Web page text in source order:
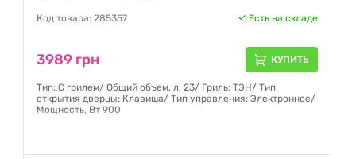
Код товара: 285357 Есть на складе
3989 грн КУПИТЬ
Тип: С грилем/ Общий объем, л: 23/ Гриль: ТЭН/ Тип
открытия дверцы: Клавиша/ Тип управления: Электронное/
Мощность, Вт 900